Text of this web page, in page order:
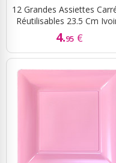
12 Grandes Assiettes
Réutilisables 23.5 Cm
4.95 €